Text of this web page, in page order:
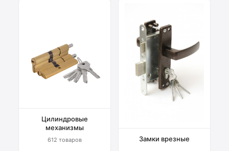
Цилиндровые
механизмы
612 товаров Замки врезные